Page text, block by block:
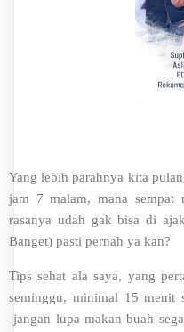
Yang lebih parahnya kita
jam 7 malam, mana sempat
rasanya udah gak bisa di
Banget) pasti pernah ya kan?
Tips sehat ala saya, yang
seminggu, minimal 15 menit
jangan lupa makan buah